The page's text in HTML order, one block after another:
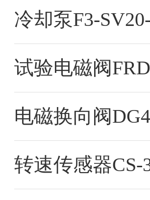
冷却泵F3-
试验电磁阀
电磁换向阀
转速传感器